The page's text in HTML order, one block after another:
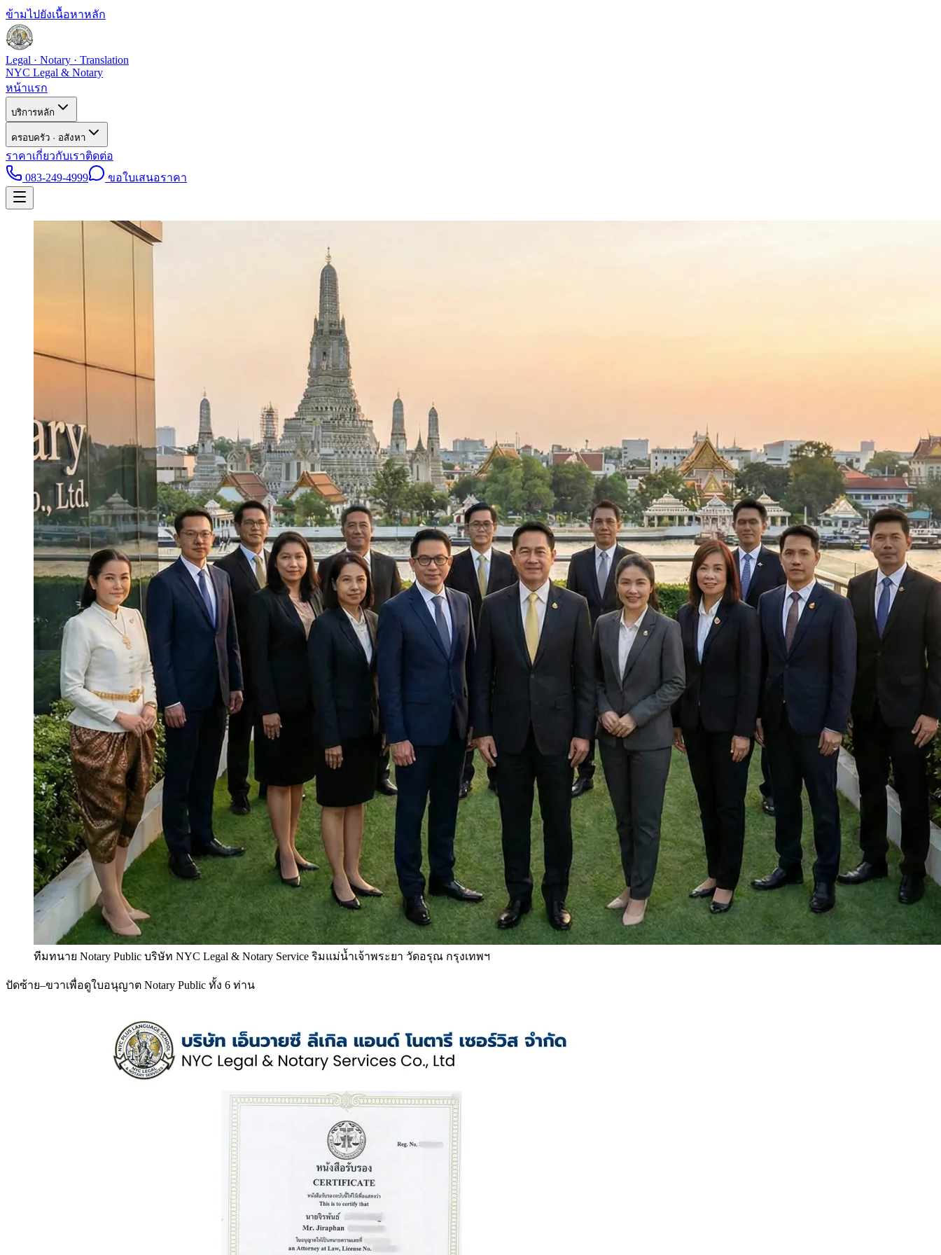
ข้ามไปยังเนื้อหาหลัก
Legal · Notary · Translation
NYC Legal & Notary
หน้าแรก
บริการหลัก
ครอบครัว · อสังหา
ราคาเกี่ยวกับเราติดต่อ
083-249-4999
ขอใบเสนอราคา
ทีมทนาย Notary Public บริษัท NYC Legal & Notary Service ริมแม่น้ำเจ้าพระยา วัดอรุณ กรุงเทพฯ
ปัดซ้าย–ขวาเพื่อดูใบอนุญาต Notary Public ทั้ง 6 ท่าน